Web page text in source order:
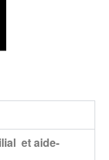
et aide-